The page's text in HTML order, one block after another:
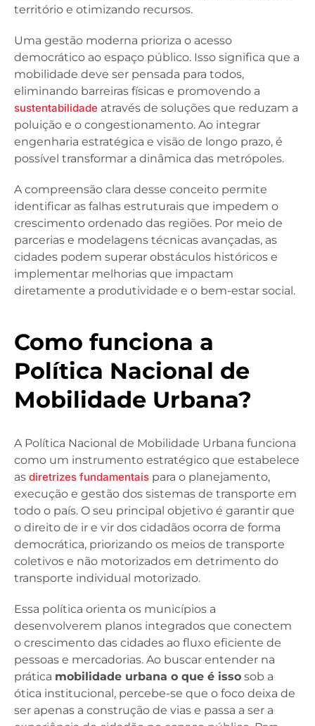
território e otimizando recursos.
Uma gestão moderna prioriza o acesso
democrático ao espaço público. Isso significa que a
mobilidade deve ser pensada para todos,
eliminando barreiras físicas e promovendo a
sustentabilidade através de soluções que reduzam a
poluição e o congestionamento. Ao integrar
engenharia estratégica e visão de longo prazo, é
possível transformar a dinâmica das metrópoles.
A compreensão clara desse conceito permite
identificar as falhas estruturais que impedem o
crescimento ordenado das regiões. Por meio de
parcerias e modelagens técnicas avançadas, as
cidades podem superar obstáculos históricos e
implementar melhorias que impactam
diretamente a produtividade e o bem-estar social.
Como funciona a
Política Nacional de
Mobilidade Urbana?
A Política Nacional de Mobilidade Urbana funciona
como um instrumento estratégico que estabelece
as diretrizes fundamentais para o planejamento,
execução e gestão dos sistemas de transporte em
todo o país. O seu principal objetivo é garantir que
o direito de ir e vir dos cidadãos ocorra de forma
democrática, priorizando os meios de transporte
coletivos e não motorizados em detrimento do
transporte individual motorizado.
Essa política orienta os municípios a
desenvolverem planos integrados que conectem
o crescimento das cidades ao fluxo eficiente de
pessoas e mercadorias. Ao buscar entender na
prática mobilidade urbana o que é isso sob a
ótica institucional, percebe-se que o foco deixa de
ser apenas a construção de vias e passa a ser a